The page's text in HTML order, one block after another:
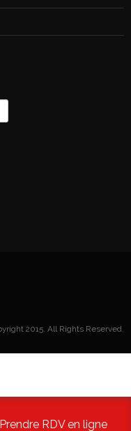
2015. All Rights Reserved.
Prendre RDV en ligne